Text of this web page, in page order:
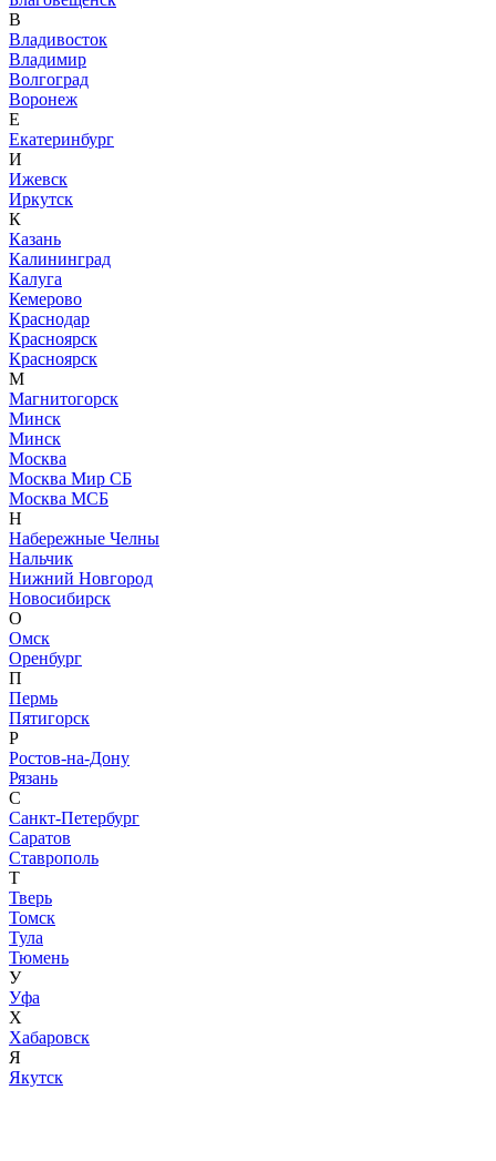
В
Владивосток
Владимир
Волгоград
Воронеж
Е
Екатеринбург
И
Ижевск
Иркутск
К
Казань
Калининград
Калуга
Кемерово
Краснодар
Красноярск
Красноярск
М
Магнитогорск
Минск
Минск
Москва
Москва Мир СБ
Москва МСБ
Н
Набережные Челны
Нальчик
Нижний Новгород
Новосибирск
О
Омск
Оренбург
П
Пермь
Пятигорск
Р
Ростов-на-Дону
Рязань
С
Санкт-Петербург
Саратов
Ставрополь
Т
Тверь
Томск
Тула
Тюмень
У
Уфа
Х
Хабаровск
Я
Якутск